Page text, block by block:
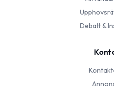
Debatt &